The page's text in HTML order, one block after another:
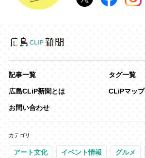
記事一覧 タグ一覧
広島CLiP新聞とは CLiPマップ
お問い合わせ
カテゴリ
アート文化 イベント情報 グルメ